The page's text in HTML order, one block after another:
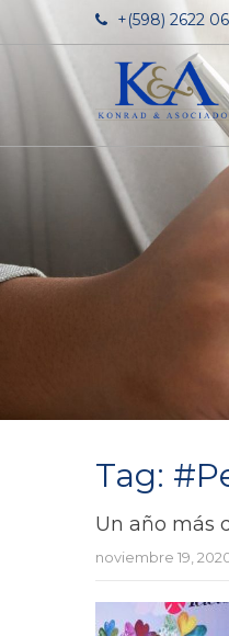
+(598) 2622
Tag:
Un año más
noviembre 19,